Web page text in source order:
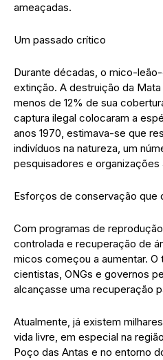
ameaçadas.
Um passado crítico
Durante décadas, o mico-
extinção. A destruição da
menos de 12% de sua
captura ilegal colocaram a
anos 1970, estimava-se que
indivíduos na natureza, um
pesquisadores e organizações
Esforços de conservação que
Com programas de
controlada e recuperação de
micos começou a aumentar. O
cientistas, ONGs e governos
alcançasse uma recuperação
Atualmente, já existem
vida livre, em especial na
Poço das Antas e no entorno